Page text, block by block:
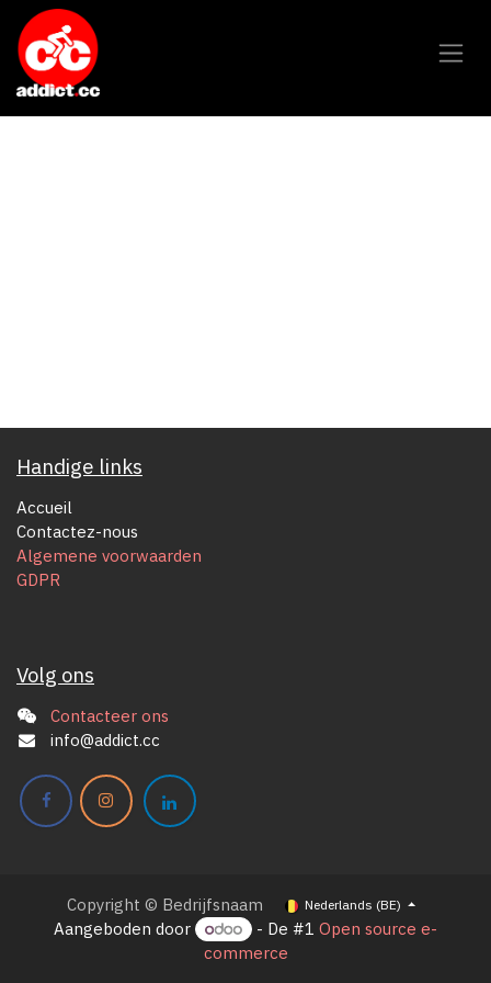
Overslaan naar inhoud
Handige links
Accueil
Contactez-nous
Algemene voorwaarden
GDPR
Volg ons
Contacteer ons
info@addict.cc
Copyright © Bedrijfsnaam Nederlands (BE)
Aangeboden door - De #1 Open source e-
commerce